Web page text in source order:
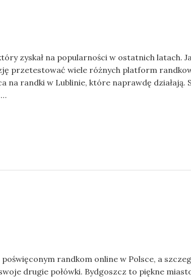
zyskał na popularności w ostatnich latach.
przetestować wiele różnych platform
na randki w Lublinie, które naprawdę działają.
…
randkom online w Polsce, a
drugie połówki. Bydgoszcz to piękne